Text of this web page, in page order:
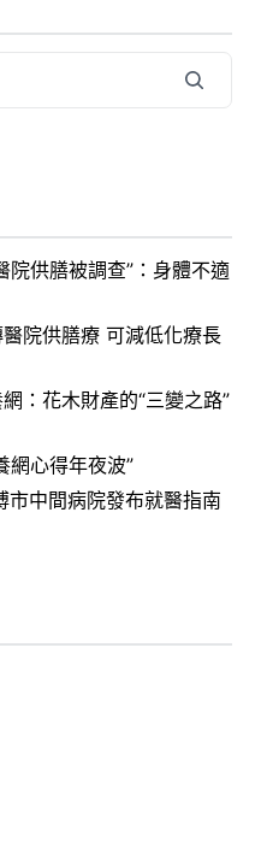
院供膳被調查”：身體不適
院供膳療 可減低化療長
：花木財產的“三變之路”
網心得年夜波”
中間病院發布就醫指南